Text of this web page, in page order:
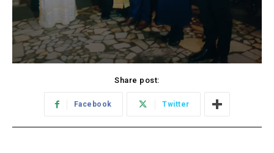
Share post:
Facebook Twitter